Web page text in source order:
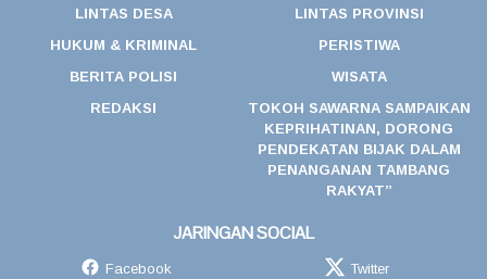
LINTAS DESA
LINTAS PROVINSI
HUKUM & KRIMINAL
PERISTIWA
BERITA POLISI
WISATA
REDAKSI
TOKOH SAWARNA SAMPAIKAN
KEPRIHATINAN, DORONG
PENDEKATAN BIJAK DALAM
PENANGANAN TAMBANG
RAKYAT”
JARINGAN SOCIAL
Facebook
Twitter